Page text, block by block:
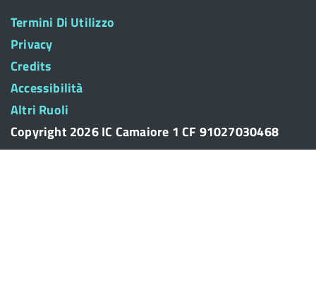
Termini Di Utilizzo
Privacy
Credits
Accessibilità
Altri Ruoli
Copyright 2026 IC Camaiore 1 CF 91027030468